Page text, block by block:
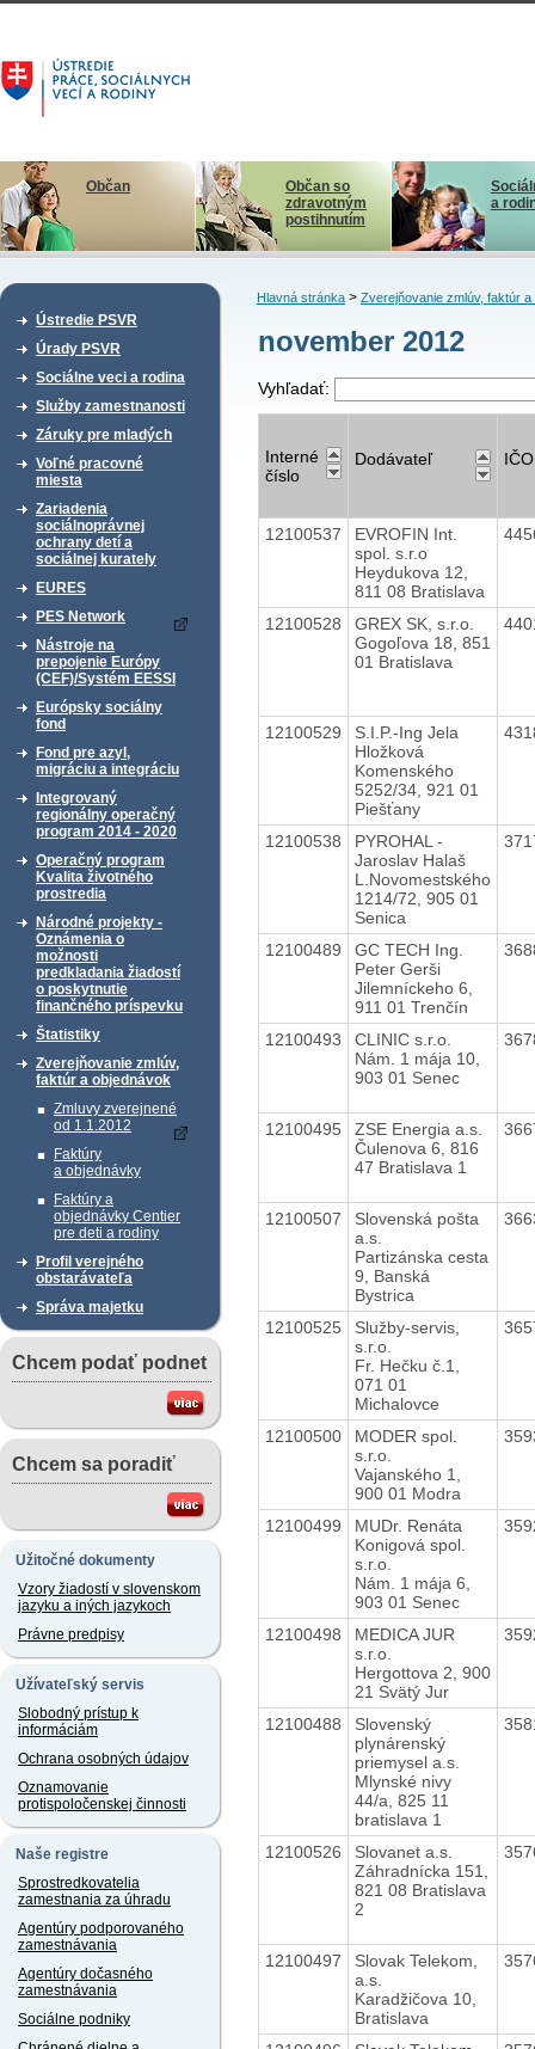
Občan
Občan so
zdravotným
postihnutím
a
Ústredie PSVR
Úrady PSVR
Sociálne veci a rodina
Služby zamestnanosti
Záruky pre mladých
Voľné pracovné
miesta
Zariadenia
sociálnoprávnej
ochrany detí a
sociálnej kurately
EURES
PES Network
Nástroje na
prepojenie Európy
(CEF)/Systém EESSI
Európsky sociálny
fond
Fond pre azyl,
migráciu a integráciu
Integrovaný
regionálny operačný
program 2014 - 2020
Operačný program
Kvalita životného
prostredia
Národné projekty -
Oznámenia o
možnosti
predkladania žiadostí
o poskytnutie
finančného príspevku
Štatistiky
Zverejňovanie zmlúv,
faktúr a objednávok
Zmluvy zverejnené
od 1.1.2012
Faktúry
a objednávky
Faktúry a
objednávky Centier
pre deti a rodiny
Profil verejného
obstarávateľa
Správa majetku
Chcem podať podnet
Chcem sa poradiť
Užitočné dokumenty
Vzory žiadostí v slovenskom
jazyku a iných jazykoch
Právne predpisy
Užívateľský servis
Slobodný prístup k
informáciám
Ochrana osobných údajov
Oznamovanie
protispoločenskej činnosti
Naše registre
Sprostredkovatelia
zamestnania za úhradu
Agentúry podporovaného
zamestnávania
Agentúry dočasného
zamestnávania
Sociálne podniky
Hlavná stránka> Zverejňovanie zmlúv, faktúr a
november 2012
Vyhľadať:
Interné
číslo
Dodávateľ IČO
12100537
EVROFIN Int.
spol. s.r.o
Heydukova 12,
811 08 Bratislava
12100528
GREX SK, s.r.o.
Gogoľova 18, 851
01 Bratislava
12100529
S.I.P.-Ing Jela
Hložková
Komenského
5252/34, 921 01
Piešťany
12100538
PYROHAL -
Jaroslav Halaš
L.Novomestského
1214/72, 905 01
Senica
12100489
GC TECH Ing.
Peter Gerši
Jilemníckeho 6,
911 01 Trenčín
12100493
CLINIC s.r.o.
Nám. 1 mája 10,
903 01 Senec
12100495
ZSE Energia a.s.
Čulenova 6, 816
47 Bratislava 1
12100507
Slovenská pošta
a.s.
Partizánska cesta
9, Banská
Bystrica
12100525
Služby-servis,
s.r.o.
Fr. Hečku č.1,
071 01
Michalovce
12100500
MODER spol.
s.r.o.
Vajanského 1,
900 01 Modra
12100499
MUDr. Renáta
Konigová spol.
s.r.o.
Nám. 1 mája 6,
903 01 Senec
12100498
MEDICA JUR
s.r.o.
Hergottova 2, 900
21 Svätý Jur
12100488
Slovenský
plynárenský
priemysel a.s.
Mlynské nivy
44/a, 825 11
bratislava 1
12100526
Slovanet a.s.
Záhradnícka 151,
821 08 Bratislava
2
12100497
Slovak Telekom,
a.s.
Karadžičova 10,
Bratislava